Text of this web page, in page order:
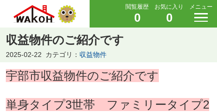
閲覧履歴
0
お気に入り
0
メニュー
収益物件のご紹介です
2025-02-22 カテゴリ： 収益物件
宇部市収益物件のご紹介です
単身タイプ3世帯 ファミリータイプ2